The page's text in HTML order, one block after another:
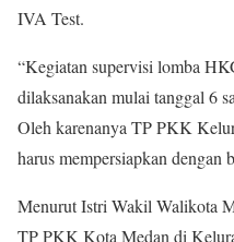
IVA Test.
“Kegiatan supervisi lomba
dilaksanakan mulai tanggal 6
Oleh karenanya TP PKK
harus mempersiapkan dengan
Menurut Istri Wakil Walikota
TP PKK Kota Medan di